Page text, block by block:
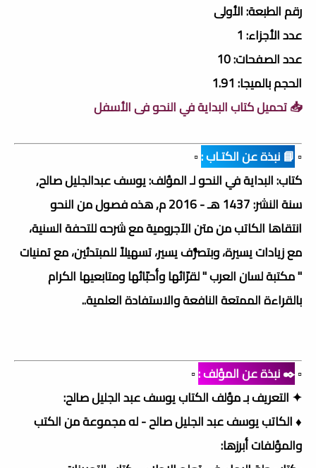
رقم الطبعة: الأولى
عدد الأجزاء: 1
عدد الصفحات: 10
الحجم بالميجا: 1.91
📥 تحميل كتاب البداية في النحو فى الأسفل
▫️📘 نبذة عن الكتـاب :▫️
كتاب: البداية في النحو لـ المؤلف: يوسف عبدالجليل صالح,
سنة النشر: 1437 هـ - 2016 م, هذه فصول من النحو
انتقاها الكاتب من متن الآجرومية مع شرحه للتحفة السنية،
مع زيادات يسيرة، وبتصرُّف يسير، تسهيلاً للمبتدئين، مع تمنيات
" مكتبة لسان العرب " لقرّائها وأحبّائها ومتابعيها الكرام
بالقراءة الممتعة النافعة والاستفادة العلمية..
▫️✒️ نبذة عن المؤلف :▫️
✦ التعريف بـ مؤلف الكتاب يوسف عبد الجليل صالح:
♦ الكاتب يوسف عبد الجليل صالح - له مجموعة من الكتب
والمؤلفات أبرزها: